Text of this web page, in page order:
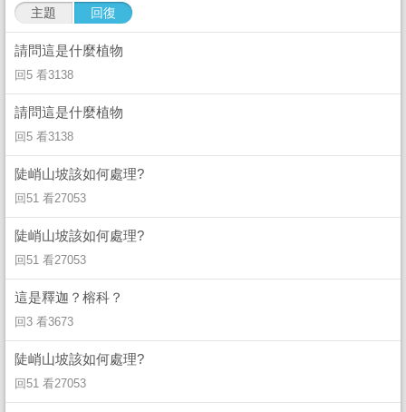
主題 回復
請問這是什麼植物
回5 看3138
請問這是什麼植物
回5 看3138
陡峭山坡該如何處理?
回51 看27053
陡峭山坡該如何處理?
回51 看27053
這是釋迦？榕科？
回3 看3673
陡峭山坡該如何處理?
回51 看27053